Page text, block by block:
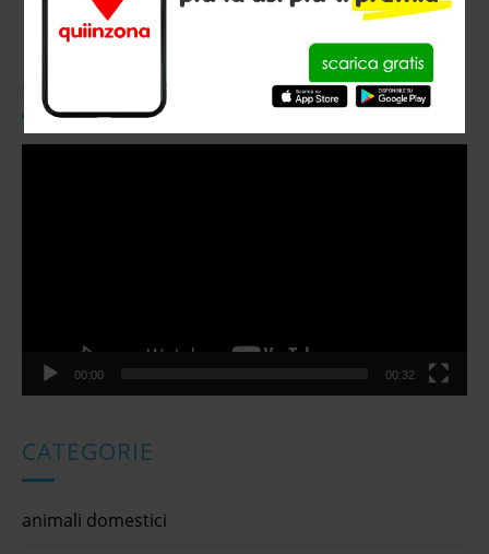
CONOSCI QUIINZONA?
00:00 00:32
CATEGORIE
animali domestici